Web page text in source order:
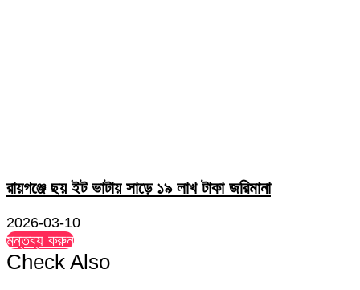
রায়গঞ্জে ছয় ইট ভাটায় সাড়ে ১৯ লাখ টাকা জরিমানা
2026-03-10
মন্তব্য করুন
Check Also